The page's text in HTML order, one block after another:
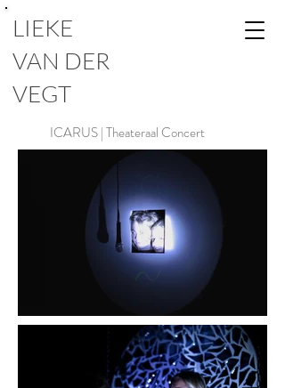
LIEKE
VAN DER
VEGT
ICARUS | Theateraal Concert